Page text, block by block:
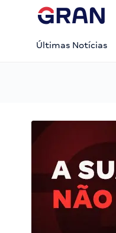
Últimas Notícias